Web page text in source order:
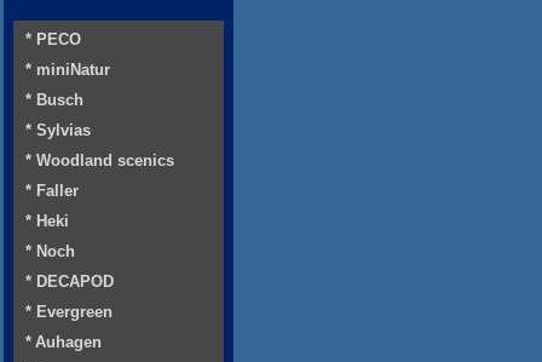
* PECO
* miniNatur
* Busch
* Sylvias
* Woodland scenics
* Faller
* Heki
* Noch
* DECAPOD
* Evergreen
* Auhagen